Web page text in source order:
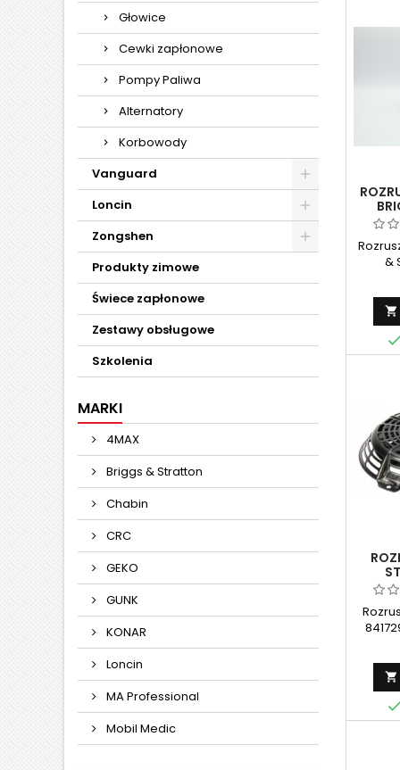
Głowice
Cewki zapłonowe
Pompy Paliwa
Alternatory
Korbowody
Vanguard
Loncin
Zongshen
Produkty zimowe
Świece zapłonowe
Zestawy obsługowe
Szkolenia
MARKI
4MAX
Briggs & Stratton
Chabin
CRC
GEKO
GUNK
KONAR
Loncin
MA Professional
Mobil Medic
&

&
